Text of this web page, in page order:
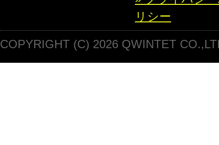
リシー
COPYRIGHT (C) 2026 QWINTET